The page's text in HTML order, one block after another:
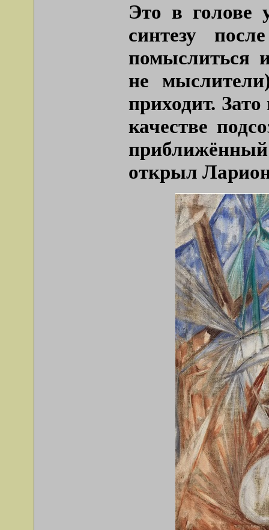
Это в голове
синтезу
помыслиться
не
приходит.
качестве
открыл